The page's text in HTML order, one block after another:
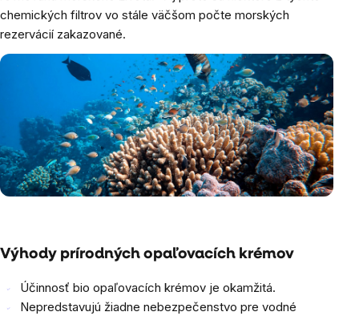
chemických filtrov vo stále väčšom počte morských
rezervácií zakazované.
Výhody prírodných opaľovacích krémov
Účinnosť bio opaľovacích krémov je okamžitá.
Nepredstavujú žiadne nebezpečenstvo pre vodné